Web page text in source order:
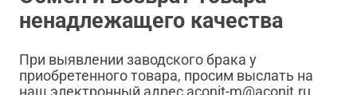
ненадлежащего качества
При выявлении заводского брака у
приобретенного товара, просим выслать на
наш электронный адрес aconit-m@aconit.ru